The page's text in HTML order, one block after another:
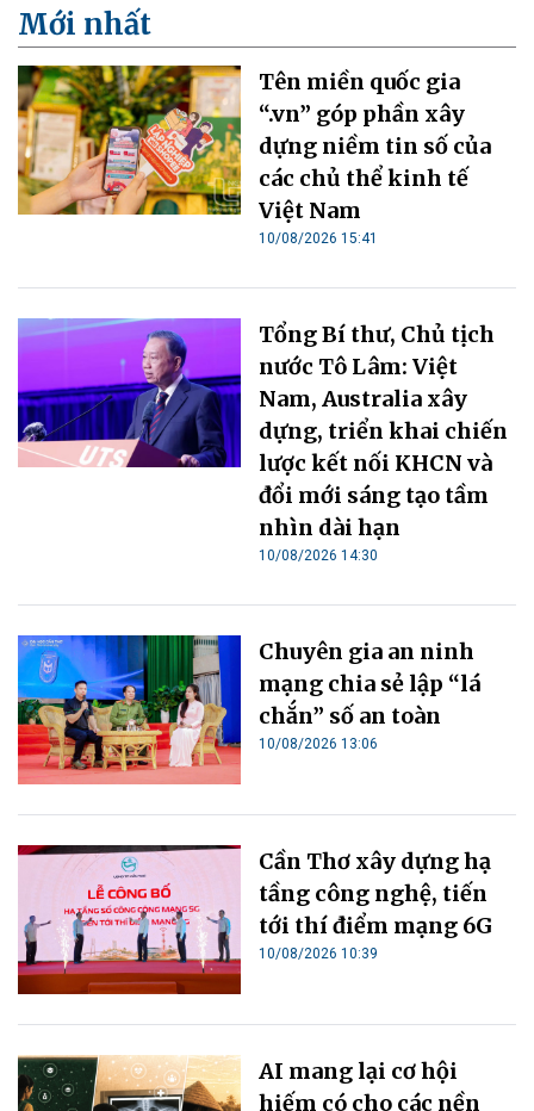
Mới nhất
Tên miền quốc gia
“.vn” góp phần xây
dựng niềm tin số của
các chủ thể kinh tế
Việt Nam
10/08/2026 15:41
Tổng Bí thư, Chủ tịch
nước Tô Lâm: Việt
Nam, Australia xây
dựng, triển khai chiến
lược kết nối KHCN và
đổi mới sáng tạo tầm
nhìn dài hạn
10/08/2026 14:30
Chuyên gia an ninh
mạng chia sẻ lập “lá
chắn” số an toàn
10/08/2026 13:06
Cần Thơ xây dựng hạ
tầng công nghệ, tiến
tới thí điểm mạng 6G
10/08/2026 10:39
AI mang lại cơ hội
hiếm có cho các nền